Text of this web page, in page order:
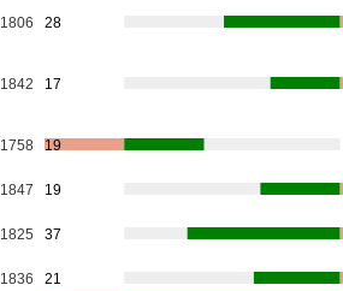
1806 28
1842 17
1758 19
1847 19
1825 37
1836
21